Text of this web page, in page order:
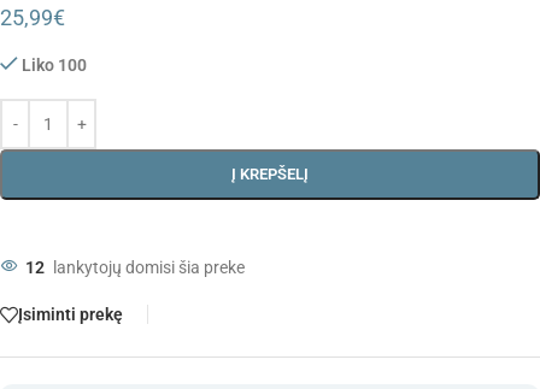
25,99€
Liko 100
Į KREPŠELĮ
12 lankytojų domisi šia preke
Įsiminti prekę